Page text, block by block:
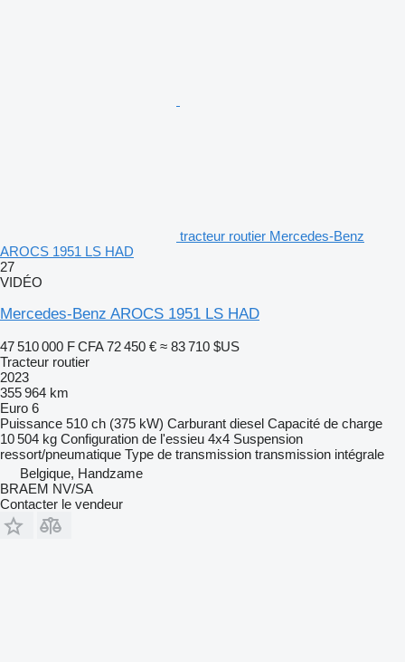
tracteur routier Mercedes-Benz
AROCS 1951 LS HAD
27
VIDÉO
Mercedes-Benz AROCS 1951 LS HAD
47 510 000 F CFA 72 450 € ≈ 83 710 $US
Tracteur routier
2023
355 964 km
Euro 6
Puissance 510 ch (375 kW) Carburant diesel Capacité de charge
10 504 kg Configuration de l'essieu 4x4 Suspension
ressort/pneumatique Type de transmission transmission intégrale
Belgique, Handzame
BRAEM NV/SA
Contacter le vendeur